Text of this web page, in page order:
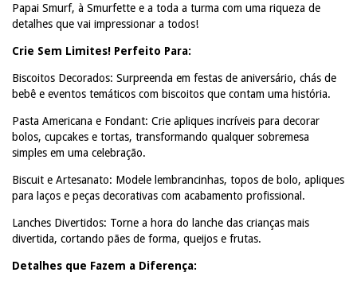
Papai Smurf, à Smurfette e a toda a turma com uma riqueza de
detalhes que vai impressionar a todos!
Crie Sem Limites! Perfeito Para:
Biscoitos Decorados: Surpreenda em festas de aniversário, chás de
bebê e eventos temáticos com biscoitos que contam uma história.
Pasta Americana e Fondant: Crie apliques incríveis para decorar
bolos, cupcakes e tortas, transformando qualquer sobremesa
simples em uma celebração.
Biscuit e Artesanato: Modele lembrancinhas, topos de bolo, apliques
para laços e peças decorativas com acabamento profissional.
Lanches Divertidos: Torne a hora do lanche das crianças mais
divertida, cortando pães de forma, queijos e frutas.
Detalhes que Fazem a Diferença: